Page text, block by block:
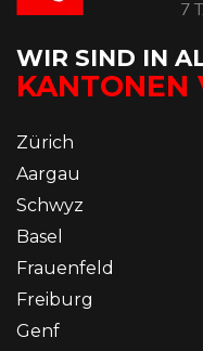
WIR SIND IN
KANTONEN
Zürich
Aargau
Schwyz
Basel
Frauenfeld
Freiburg
Genf